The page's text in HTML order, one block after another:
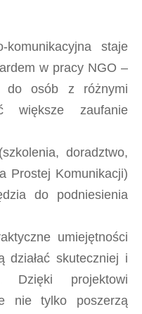
komunikacyjna staje
w pracy NGO –
do osób z różnymi
większe zaufanie
doradztwo,
Prostej Komunikacji)
do podniesienia
umiejętności
działać skuteczniej i
Dzięki projektowi
nie tylko poszerzą